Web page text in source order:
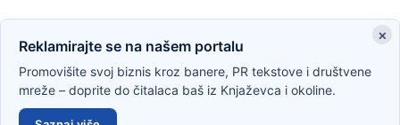
×
Reklamirajte se na našem portalu
Promovišite svoj biznis kroz banere, PR tekstove i društvene
mreže – doprite do čitalaca baš iz Knjaževca i okoline.